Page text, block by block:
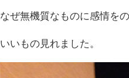
なぜ無機質なものに感情を
いいもの見れました。